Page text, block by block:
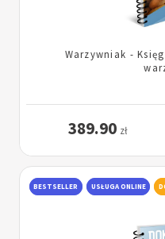
Warzywniak -
389.90 zł
BESTSELLER USŁUGA ONLINE